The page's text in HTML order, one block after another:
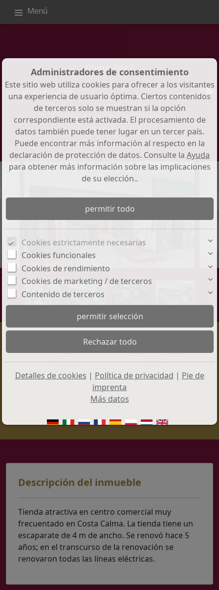
Menú
Objeto 1 de 2
Volver al resumen
Tienda en Costa Calma,
Fuerteventura
Referencia: 242
Precio:
175.000 €
Superficie total:
36 m²
Superficie
comercial:
Descripción del inmueble
Tienda atractiva en centro comercial muy
frecuentado en Costa Calma. La tienda tiene un
escaparate de 4 m de ancho. Se renovó hace 5
años; en el transcurso de la renovación se
renovaron todas las líneas eléctricas.
Administradores de consentimiento
Este sitio web utiliza cookies para ofrecer a los visitantes
una experiencia de usuario óptima. Ciertos contenidos
de terceros solo se muestran si la opción
correspondiente está activada. El procesamiento de
datos también puede tener lugar en un tercer país.
Puede encontrar más información al respecto en la
declaración de protección de datos. Consulte la Ayuda
para obtener más información sobre las implicaciones
de su elección..
Cookies estrictamente necesarias
Cookies funcionales
Cookies de rendimiento
Cookies de marketing / de terceros
Contenido de terceros
Detalles de cookies | Política de privacidad | Pie de
imprenta
Más datos